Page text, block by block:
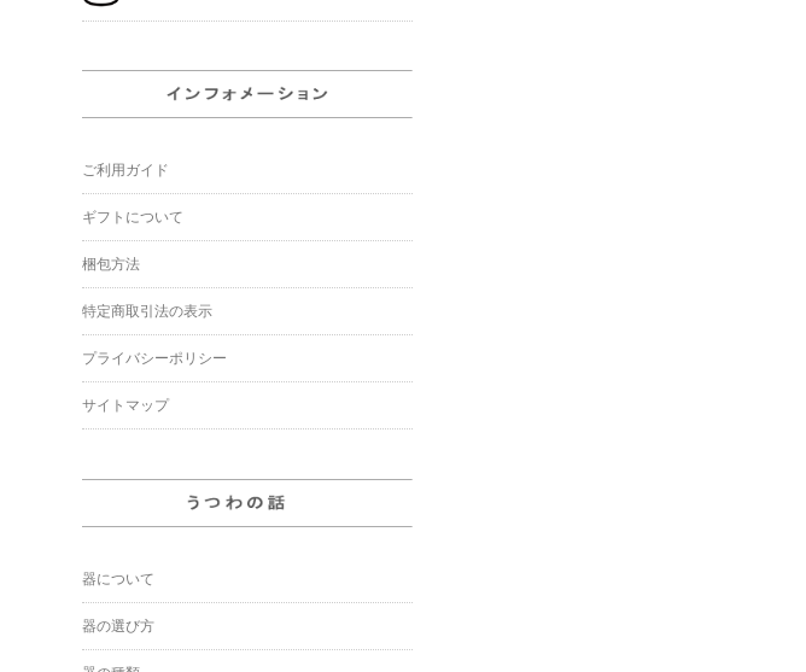
ご利用ガイド
ギフトについて
梱包方法
特定商取引法の表示
プライバシーポリシー
サイトマップ
器について
器の選び方